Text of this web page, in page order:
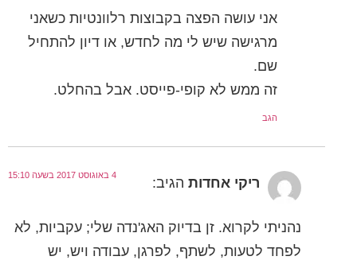
אני עושה הפצה בקבוצות רלוונטיות כשאני
מרגישה שיש לי מה לחדש, או דיון להתחיל
שם.
זה ממש לא קופי-פייסט. אבל בהחלט.
ריקי אחדות הגיב:
נהניתי לקרוא. זן בדיוק האג'נדה שלי; עקביות, לא
לפחד לטעות, לשתף, לפרגן, עבודה ויש, יש